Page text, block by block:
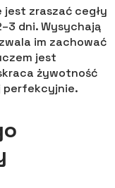
zraszać cegły
dni. Wysychają
im zachować
jest
żywotność
perfekcyjnie.